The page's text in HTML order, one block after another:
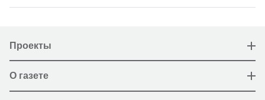
Проекты
О газете